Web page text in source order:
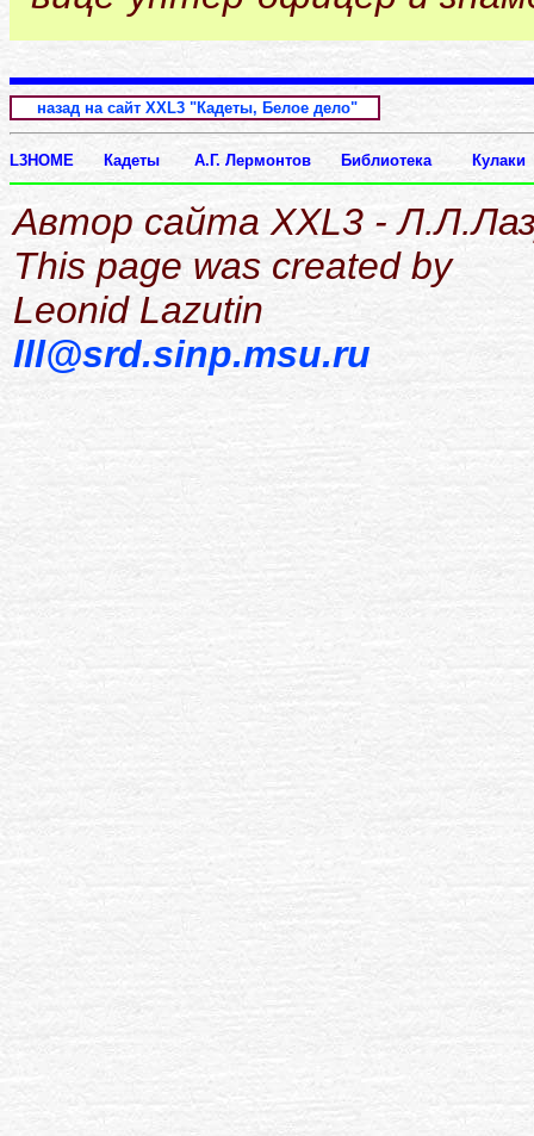
назад на сайт XXL3 "Кадеты, Белое дело"
L3HOME Кадеты А.Г. Лермонтов Библиотека Кулаки
Автор сайта XXL3 -
This page was created by
Leonid Lazutin
lll@srd.sinp.msu.ru